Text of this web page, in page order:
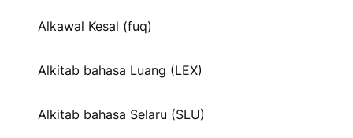
Alkawal Kesal (fuq)
Alkitab bahasa Luang (LEX)
Alkitab bahasa Selaru (SLU)